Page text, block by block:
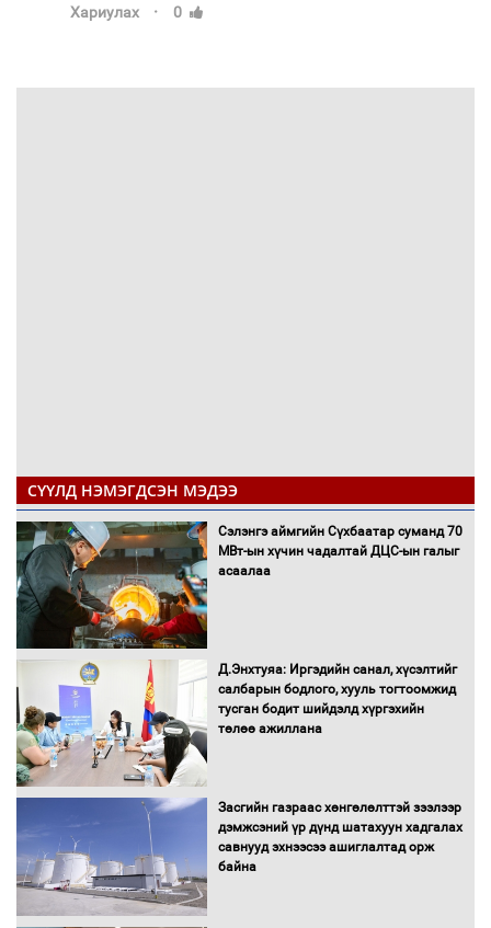
Хариулах · 0
СҮҮЛД НЭМЭГДСЭН МЭДЭЭ
Сэлэнгэ аймгийн Сүхбаатар суманд 70
МВт-ын хүчин чадалтай ДЦС-ын галыг
асаалаа
Д.Энхтуяа: Иргэдийн санал, хүсэлтийг
салбарын бодлого, хууль тогтоомжид
тусган бодит шийдэлд хүргэхийн
төлөө ажиллана
Засгийн газраас хөнгөлөлттэй зээлээр
дэмжсэний үр дүнд шатахуун хадгалах
савнууд эхнээсээ ашиглалтад орж
байна